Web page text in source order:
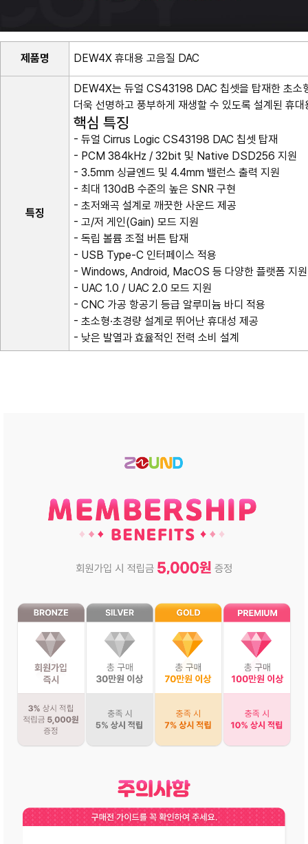
제품명 DEW4X 휴대용 고음질 DAC
특징
DEW4X는 듀얼 CS43198 DAC 칩셋을 탑재한 초
더욱 선명하고 풍부하게 재생할 수 있도록 설계된 휴
핵심 특징
- 듀얼 Cirrus Logic CS43198 DAC 칩셋 탑재
- PCM 384kHz / 32bit 및 Native DSD256 지원
- 3.5mm 싱글엔드 및 4.4mm 밸런스 출력 지원
- 최대 130dB 수준의 높은 SNR 구현
- 초저왜곡 설계로 깨끗한 사운드 제공
- 고/저 게인(Gain) 모드 지원
- 독립 볼륨 조절 버튼 탑재
- USB Type-C 인터페이스 적용
- Windows, Android, MacOS 등 다양한 플랫폼 지원
- UAC 1.0 / UAC 2.0 모드 지원
- CNC 가공 항공기 등급 알루미늄 바디 적용
- 초소형·초경량 설계로 뛰어난 휴대성 제공
- 낮은 발열과 효율적인 전력 소비 설계